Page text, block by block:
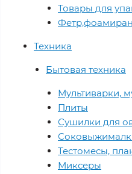
Товары для
Фетр,фоамиран
Техника
Бытовая техника
Мультиварки,
Плиты
Сушилки для
Тестомесы,
Миксеры